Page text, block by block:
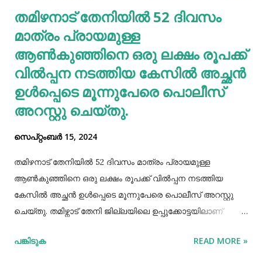
തടസപ്പെടുത്തും. നല്ല ഭക്ഷണം, വെള്ളം കുടിയ്ക്കുക, നല്ല
ഉറക്കം എന്നിവ മു...
തമിഴനാട് തേനിയില്‍ 52 ദിവസം
മാത്രം പ്രായമുള്ള
ആണ്‍കുഞ്ഞിനെ ഒരു ലക്ഷം രൂപക്ക്
വില്‍പ്പന നടത്തിയ കേസില്‍ അച്ഛൻ
ഉള്‍പ്പെടെ മൂന്നുപേരെ പൊലീസ്
അറസ്റ്റു ചെയ്തു.
സെപ്റ്റംബർ 15, 2024
തമിഴനാട് തേനിയില്‍ 52 ദിവസം മാത്രം പ്രായമുള്ള
ആണ്‍കുഞ്ഞിനെ ഒരു ലക്ഷം രൂപക്ക് വില്‍പ്പന നടത്തിയ
കേസില്‍ അച്ഛൻ ഉള്‍പ്പെടെ മൂന്നുപേരെ പൊലീസ് അറസ്റ്റു
ചെയ്തു. തമിഴ്നാട് തേനി ജില്ലയിലെ ഉപ്പുക്കോട്ടയിലാണ്
സ്വദേശികളായ ദമ്ബതികളുമാണ് അറസ്റ്റിലായത്. തേനി
പങ്കിടുക READ MORE »